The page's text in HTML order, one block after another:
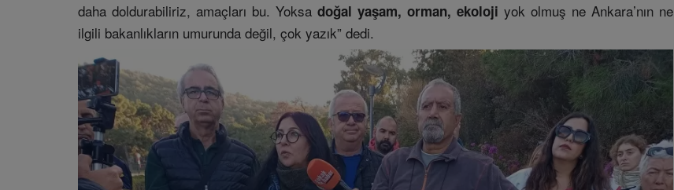
daha doldurabiliriz, amaçları bu. Yoksa doğal yaşam, orman, ekoloji yok olmuş ne Ankara’nın ne
ilgili bakanlıkların umurunda değil, çok yazık” dedi.